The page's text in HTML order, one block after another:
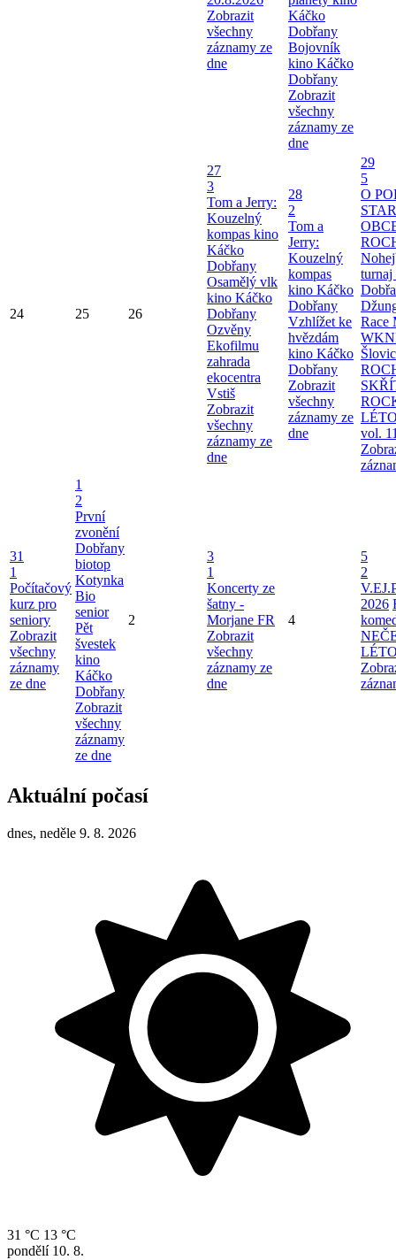
Zobrazit
všechny
záznamy ze
dne
Káčko
Dobřany
Bojovník
kino Káčko
Dobřany
Zobrazit
všechny
záznamy ze
dne
24 25 26
27
3
Tom a Jerry:
Kouzelný
kompas kino
Káčko
Dobřany
Osamělý vlk
kino Káčko
Dobřany
Ozvěny
Ekofilmu
zahrada
ekocentra
Vstiš
Zobrazit
všechny
záznamy ze
dne
28
2
Tom a
Jerry:
Kouzelný
kompas
kino Káčko
Dobřany
Vzhlížet ke
hvězdám
kino Káčko
Dobřany
Zobrazit
všechny
záznamy ze
dne
29
5
O
Race
vol.
31
1
Počítačový
kurz pro
seniory
Zobrazit
všechny
záznamy
ze dne
1
2
První
zvonění
Dobřany
biotop
Kotynka
Bio
senior
Pět
švestek
kino
Káčko
Dobřany
Zobrazit
všechny
záznamy
ze dne
2
3
1
Koncerty ze
šatny -
Morjane FR
Zobrazit
všechny
záznamy ze
dne
4
5
2
2026
Aktuální počasí
dnes, neděle 9. 8. 2026
31 °C 13 °C
pondělí 10. 8.